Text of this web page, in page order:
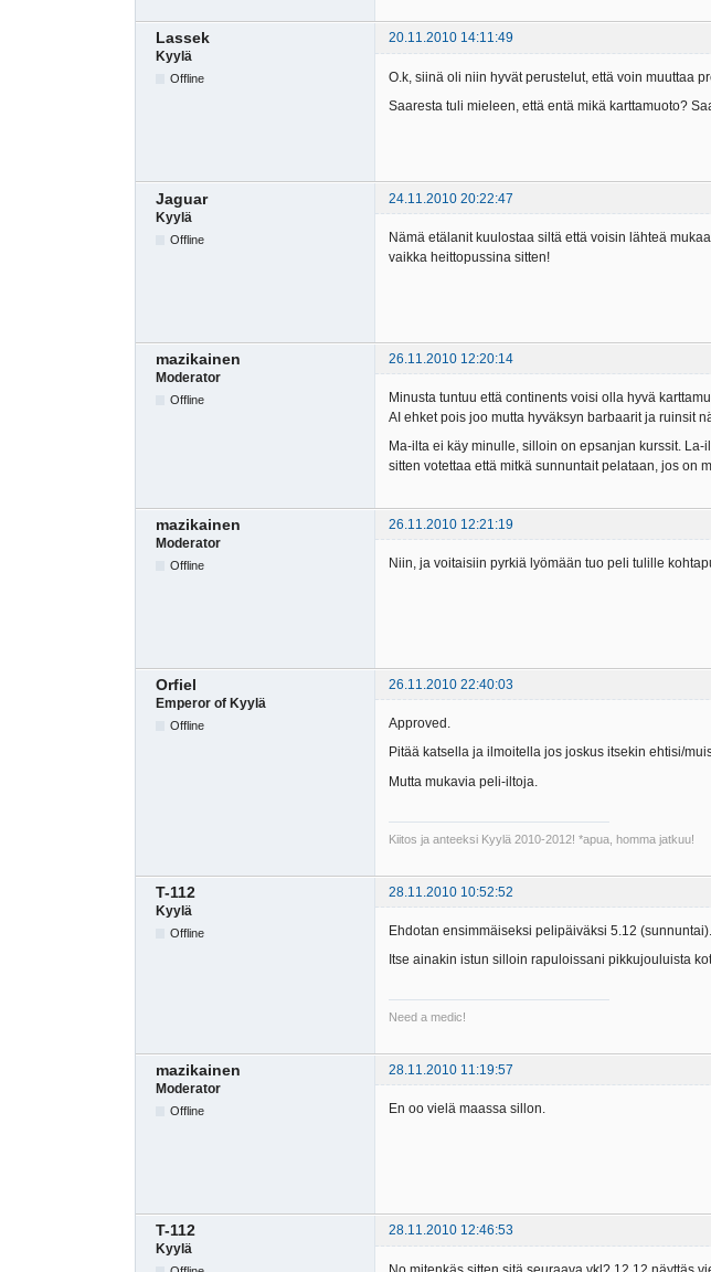
Lassek
20.11.2010 14:11:49
Kyylä
Offline
O.k, siinä oli niin hyvät perustelut, että voin muuttaa
Saaresta tuli mieleen, että entä mikä karttamuoto?
Jaguar
24.11.2010 20:22:47
Kyylä
Offline
Nämä etälanit kuulostaa siltä että voisin lähteä
vaikka heittopussina sitten!
mazikainen
26.11.2010 12:20:14
Moderator
Offline
Minusta tuntuu että continents voisi olla hyvä
AI ehket pois joo mutta hyväksyn barbaarit ja ruinsit
Ma-ilta ei käy minulle, silloin on epsanjan kurssit.
sitten votettaa että mitkä sunnuntait pelataan, jos on
mazikainen
26.11.2010 12:21:19
Moderator
Offline Niin, ja voitaisiin pyrkiä lyömään tuo peli tulille
Orfiel
26.11.2010 22:40:03
Emperor of Kyylä
Offline
Approved.
Pitää katsella ja ilmoitella jos joskus itsekin ehtisi/
Mutta mukavia peli-iltoja.
Kiitos ja anteeksi Kyylä 2010-2012! *apua, homma jatkuu!
T-112
28.11.2010 10:52:52
Kyylä
Offline
Ehdotan ensimmäiseksi pelipäiväksi 5.12 (sunnuntai).
Itse ainakin istun silloin rapuloissani pikkujouluista
Need a medic!
mazikainen
28.11.2010 11:19:57
Moderator
Offline En oo vielä maassa sillon.
T-112
28.11.2010 12:46:53
Kyylä